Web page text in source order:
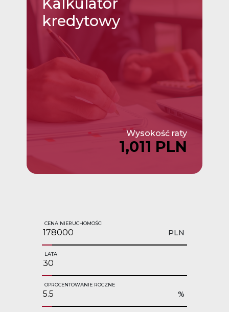
kredytowy
Wysokość raty
1,011 PLN
CENA NIERUCHOMOŚCI
PLN
LATA
OPROCENTOWANIE ROCZNE
%